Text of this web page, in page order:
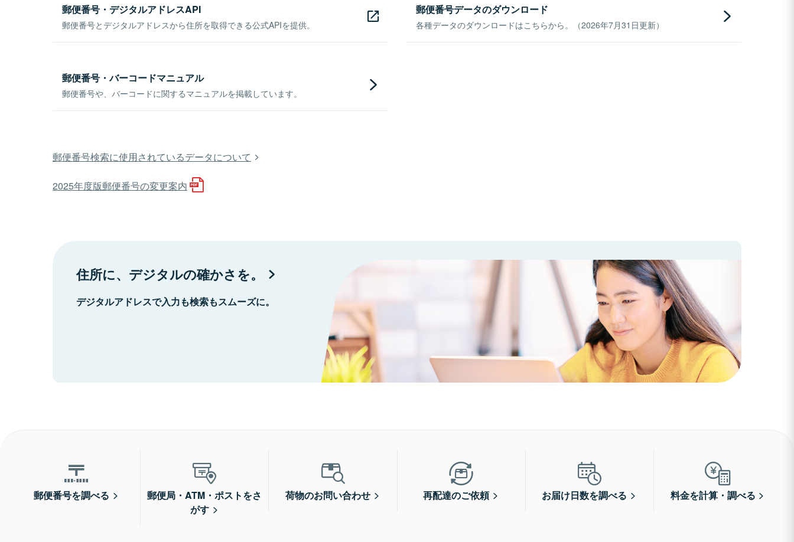
郵便番号・デジタルアドレスAPI
郵便番号とデジタルアドレスから住所を取得できる公式APIを提供。
郵便番号データのダウンロード
各種データのダウンロードはこちらから。（2026年7月31日更新）
郵便番号・バーコードマニュアル
郵便番号や、バーコードに関するマニュアルを掲載しています。
郵便番号検索に使用されているデータについて
2025年度版郵便番号の変更案内
住所に、デジタルの確かさを。
デジタルアドレスで入力も検索もスムーズに。
郵便番号を調べる
郵便局・ATM・ポストをさ
がす
荷物のお問い合わせ 再配達のご依頼 お届け日数を調べる 料金を計算・調べる